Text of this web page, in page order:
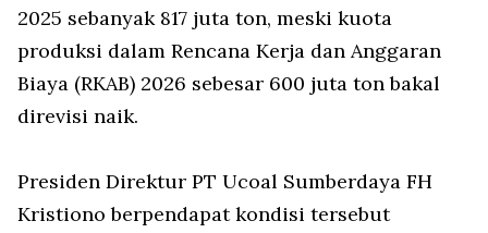
2025 sebanyak 817 juta ton, meski kuota
produksi dalam Rencana Kerja dan Anggaran
Biaya (RKAB) 2026 sebesar 600 juta ton bakal
direvisi naik.
Presiden Direktur PT Ucoal Sumberdaya FH
Kristiono berpendapat kondisi tersebut